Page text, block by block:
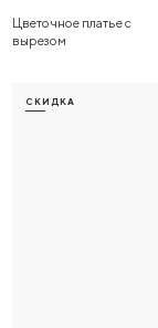
Цветочное платье с
вырезом
СКИДКА